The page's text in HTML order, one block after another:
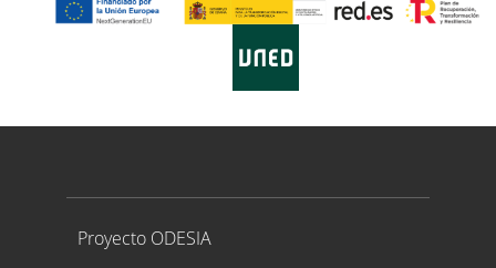
Proyecto ODESIA
Proyecto ODESIA